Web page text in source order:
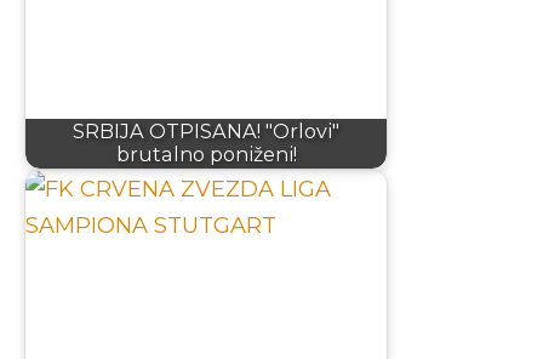
SRBIJA OTPISANA! "Orlovi"
brutalno poniženi!